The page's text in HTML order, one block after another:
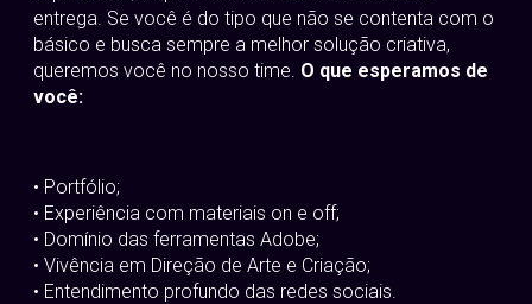
entrega. Se você é do tipo que não se contenta com o
básico e busca sempre a melhor solução criativa,
queremos você no nosso time. O que esperamos de
você:
• Portfólio;
• Experiência com materiais on e off;
• Domínio das ferramentas Adobe;
• Vivência em Direção de Arte e Criação;
• Entendimento profundo das redes sociais.